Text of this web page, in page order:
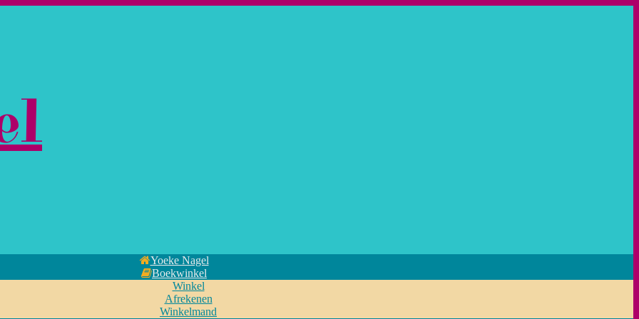
Yoeke Nagel
Boekwinkel
Winkel
Afrekenen
Winkelmand